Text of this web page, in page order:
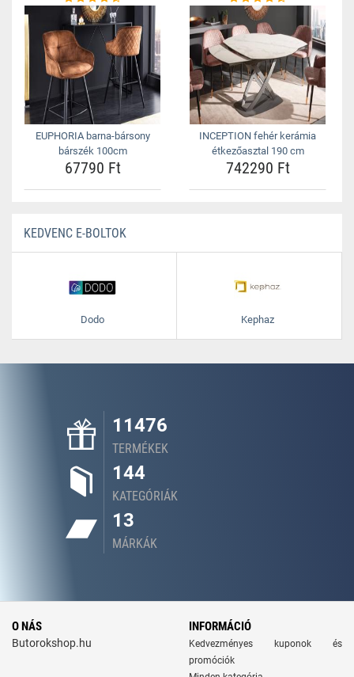
EUPHORIA barna-bársony
bárszék 100cm
67790 Ft
INCEPTION fehér kerámia
étkezőasztal 190 cm
742290 Ft
KEDVENC E-BOLTOK
Dodo Kephaz
11476
TERMÉKEK
144
KATEGÓRIÁK
13
MÁRKÁK
O NÁS
Butorokshop.hu
INFORMÁCIÓ
Kedvezményes kuponok és
promóciók